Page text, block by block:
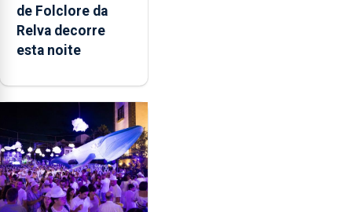
de Folclore da
Relva decorre
esta noite